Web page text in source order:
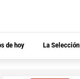
de hoy La Selección